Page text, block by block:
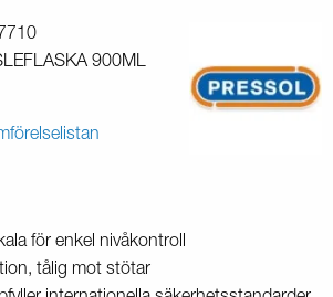
900ML
för enkel nivåkontroll
, tålig mot stötar